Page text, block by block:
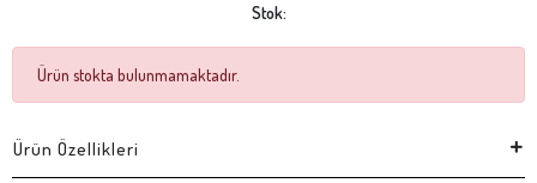
Stok:
Ürün stokta bulunmamaktadır.
Ürün Özellikleri